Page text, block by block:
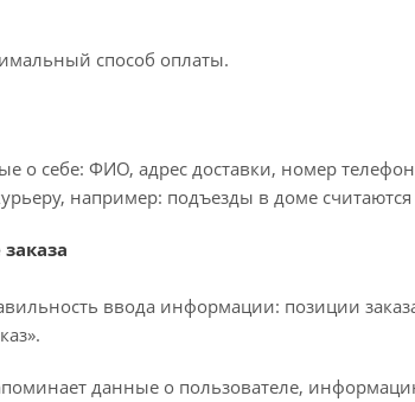
способ оплаты.
о себе: ФИО, адрес доставки, номер
например: подъезды в доме
ввода информации: позиции
данные о пользователе,